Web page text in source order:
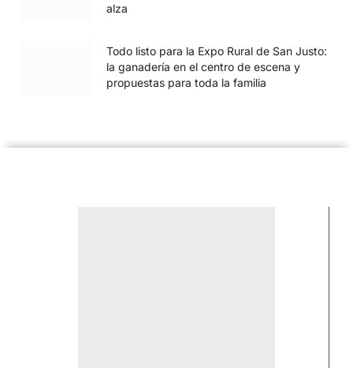
alza
Todo listo para la Expo Rural de San Justo:
la ganadería en el centro de escena y
propuestas para toda la familia